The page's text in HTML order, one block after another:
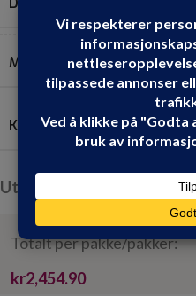
MERKER
KVADRATMETER PR. PAKKE:
Utsolgt, men kan bestilles
Totalt per pakke/pakker:
kr2,454.90